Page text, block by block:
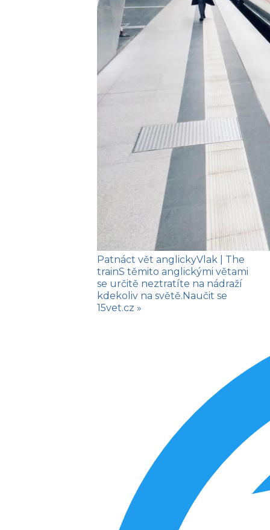
Patnáct vět anglickyVlak
| The
trainS těmito anglickými větami
se určitě neztratíte na nádraží
kdekoliv na světě.Naučit se
15vet.cz »